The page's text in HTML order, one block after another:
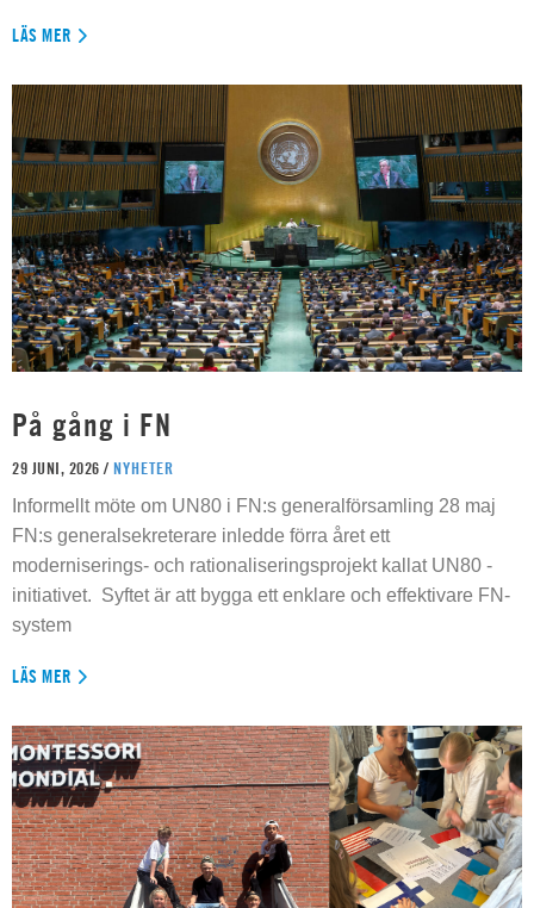
LÄS MER
På gång i FN
29 JUNI, 2026 / NYHETER
Informellt möte om UN80 i FN:s generalförsamling 28 maj
FN:s generalsekreterare inledde förra året ett
moderniserings- och rationaliseringsprojekt kallat UN80 -
initiativet. Syftet är att bygga ett enklare och effektivare FN-
system
LÄS MER